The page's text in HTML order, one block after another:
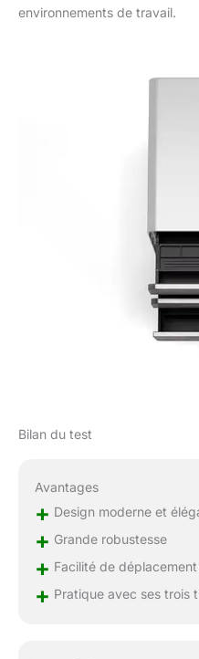
environnements de travail.
Bilan du test
Avantages
+ Design moderne et
+ Grande robustesse
+ Facilité de
+ Pratique avec ses trois